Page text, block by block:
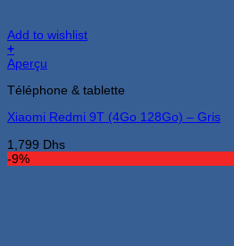
Add to wishlist
+
Aperçu
Téléphone & tablette
Xiaomi Redmi 9T (4Go 128Go) – Gris
1,799 Dhs
-9%